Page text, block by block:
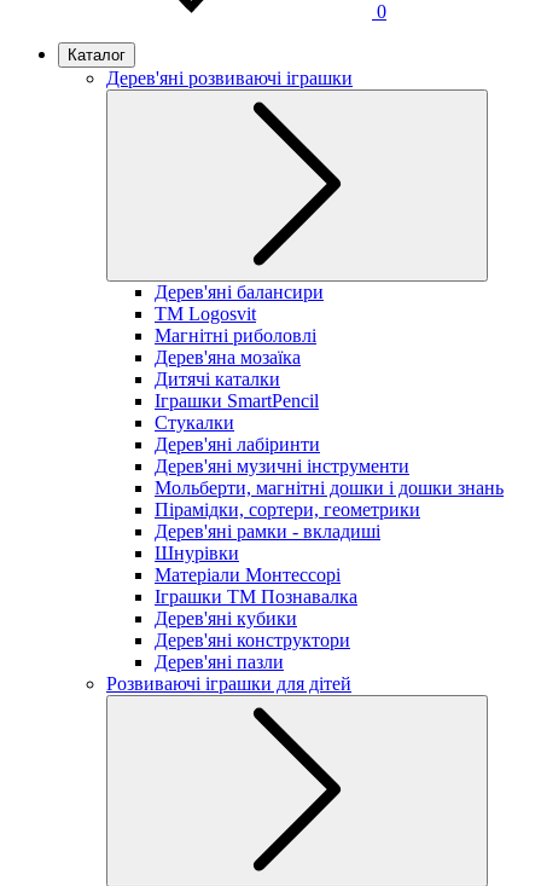
0
Каталог
Дерев'яні розвиваючі іграшки
Дерев'яні балансири
TM Logosvit
Магнітні риболовлі
Дерев'яна мозаїка
Дитячі каталки
Іграшки SmartPencil
Стукалки
Дерев'яні лабіринти
Дерев'яні музичні інструменти
Мольберти, магнітні дошки і дошки знань
Пірамідки, сортери, геометрики
Дерев'яні рамки - вкладиші
Шнурівки
Матеріали Монтессорі
Іграшки ТМ Познавалка
Дерев'яні кубики
Дерев'яні конструктори
Дерев'яні пазли
Розвиваючі іграшки для дітей